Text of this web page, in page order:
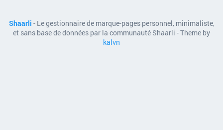
Shaarli - Le gestionnaire de marque-pages personnel, minimaliste,
et sans base de données par la communauté Shaarli - Theme by
kalvn